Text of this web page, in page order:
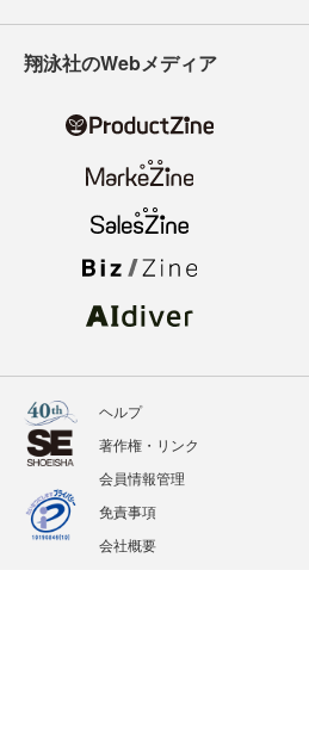
翔泳社のWebメディア
ヘルプ
著作権・リンク
会員情報管理
免責事項
会社概要